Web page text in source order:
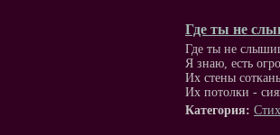
Где ты не
Где ты не
Я знаю, есть
Их стены
Их потолки -
Категория: